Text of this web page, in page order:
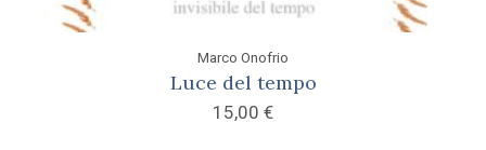
Marco Onofrio
Luce del tempo
15,00 €